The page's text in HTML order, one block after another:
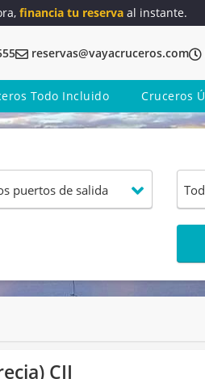
financia tu reservaal instante.
reservas@vayacruceros.com
Todo Incluido Cruceros
CII